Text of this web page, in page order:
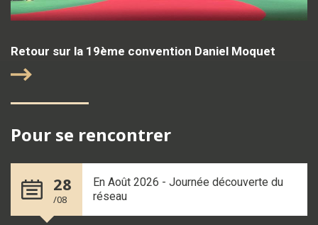
Retour sur la 19ème convention Daniel Moquet
Pour se rencontrer
28
/08
En Août 2026 - Journée découverte du
réseau